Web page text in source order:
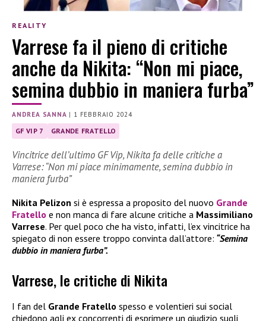
REALITY
Varrese fa il pieno di critiche
anche da Nikita: “Non mi piace,
semina dubbio in maniera furba”
ANDREA SANNA | 1 FEBBRAIO 2024
GF VIP 7 GRANDE FRATELLO
Vincitrice dell’ultimo GF Vip, Nikita fa delle critiche a
Varrese: “Non mi piace minimamente, semina dubbio in
maniera furba”
Nikita Pelizon si è espressa a proposito del nuovo Grande
Fratello e non manca di fare alcune critiche a Massimiliano
Varrese. Per quel poco che ha visto, infatti, l’ex vincitrice ha
spiegato di non essere troppo convinta dall’attore: “Semina
dubbio in maniera furba”.
Varrese, le critiche di Nikita
I fan del Grande Fratello spesso e volentieri sui social
chiedono agli ex concorrenti di esprimere un giudizio sugli